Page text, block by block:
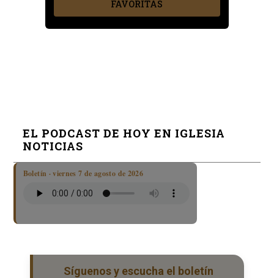
FAVORITAS
EL PODCAST DE HOY EN IGLESIA
NOTICIAS
Boletín · viernes 7 de agosto de 2026
Síguenos y escucha el boletín